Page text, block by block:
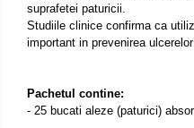
suprafetei paturicii.
Studiile clinice confirma ca
important in prevenirea
Pachetul contine:
- 25 bucati aleze (paturici)